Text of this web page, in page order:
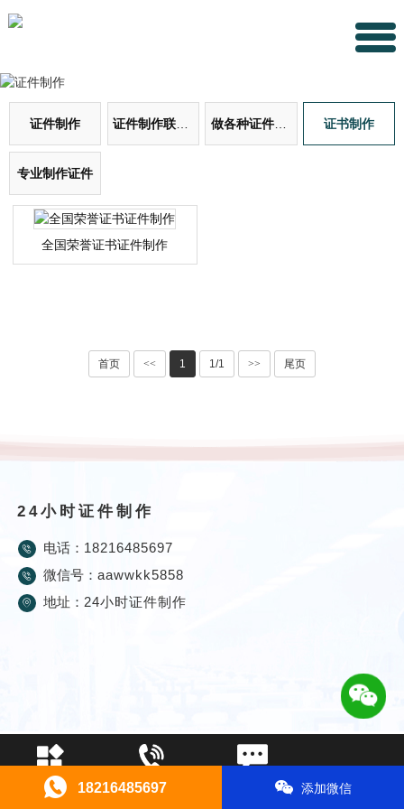
证件制作 证件制作联系方式 做各种证件证书 证书制作
专业制作证件
全国荣誉证书证件制作
首页 << 1 1/1 >> 尾页
24小时证件制作
电话： 18216485697
微信号： aawwkk5858
地址： 24小时证件制作
证件制作 电话咨询 在线留言
18216485697 添加微信